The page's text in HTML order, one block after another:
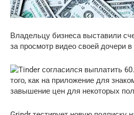
Владельцу бизнеса выставили
за просмотр видео своей дочери